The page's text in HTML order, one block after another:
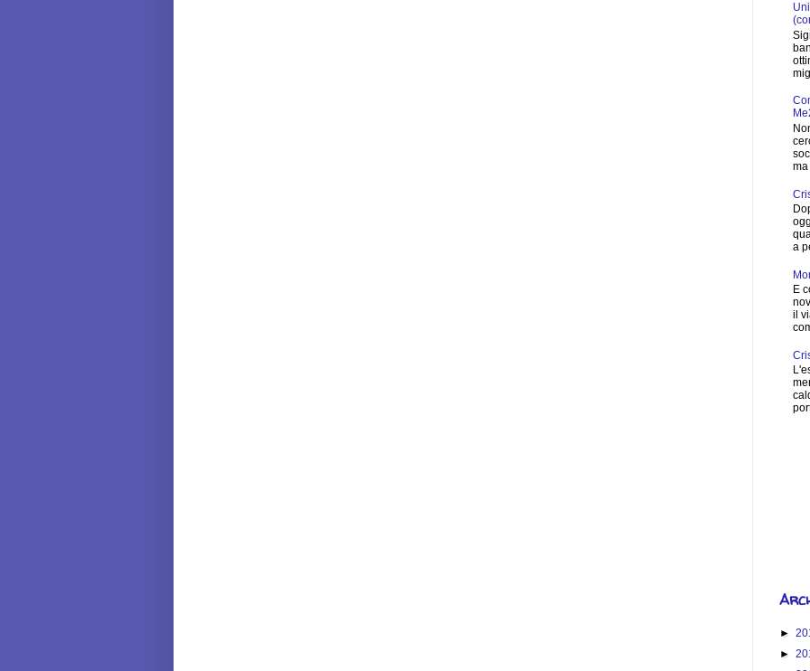
ma
a
E
il
►
►